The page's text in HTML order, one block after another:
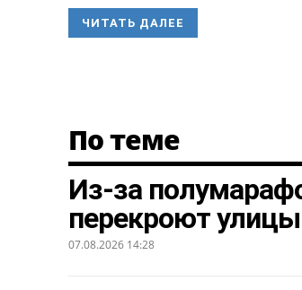
ЧИТАТЬ ДАЛЕЕ
По теме
Из-за
перекроют улицы
07.08.2026 14:28